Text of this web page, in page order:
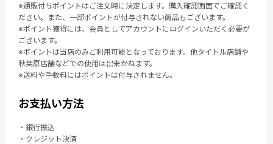
※通販付与ポイントはご注文時に決定します。購入確認画面でご確認く
ださい。また、一部ポイントが付与されない商品もございます。
※ポイント獲得には、会員としてアカウントにログインいただく必要が
ございます。
※ポイントは当店のみご利用可能となっております。他タイトル店舗や
秋葉原店舗などでの使用は出来かねます。
※送料や手数料にはポイントは付与されません。
お支払い方法
・銀行振込
・クレジット決済